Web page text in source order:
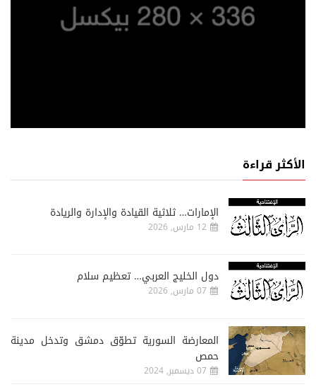
الأكثر قراءة
الإمارات… ثلاثية القيادة والإدارة والريادة
12 مارس, 2026
دول الخليج العربي… تعظيم سلام
07 مارس, 2026
المعارضة السورية تطوّق دمشق وتدخل مدينة
حمص
07 ديسمبر, 2024